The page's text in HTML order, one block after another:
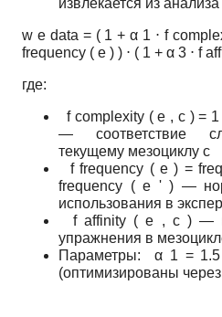
извлекается из
w e data = ( 1 + α 1 ⋅ f
frequency ( e ) ) ⋅ ( 1 + α 3 ⋅ f
где:
f complexity ( e , c ) = 1
— соответствие
текущему мезоциклу c
f frequency ( e ) =
frequency ( e ' ) —
использования в
f affinity ( e , c ) —
упражнения в
Параметры:
α 1 = 1.5
(оптимизированы